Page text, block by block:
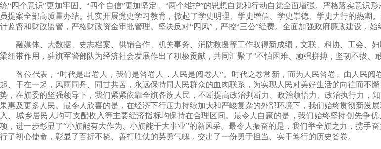
统“四个意识”更加牢固、“四个自信”更加坚定、“两个维护”的思想自觉和行动自觉全面增强。严格落实意
员提案全部高质量办结。扎实开展党史学习教育，掀起了学史明理、学史增信、学史崇德、学史力行的热潮
计监督和财政监管，严格财政资金审批管理。坚决反对“四风”，严控“三公”经费。全面加强政府廉政建设，
融媒体、大数据、史志档案、供销合作、机关事务、消防救援等工作取得新成绩，文联、科协、工会、
梁纽带作用，驻旗军警部队为经济社会发展作出了积极贡献，共同汇聚了“不怕困难、顽强拼搏，坚韧不拔、
各位代表，“时代是出卷人，我们是答卷人，人民是阅卷人”。时代之卷常新，而为人民答卷、由人民阅
起、干在一起，风雨同舟、同甘共苦，永远保持同人民群众的血肉联系，为实现人民对美好生活的向往而不
势，在旗委的坚强领导下，我们紧紧依靠全旗各族人民，不断提高政治判断力、政治领悟力、政治执行力，
果惠及更多人民。最令人欣喜的是，在经济下行压力持续加大和严峻复杂的外部环境下，我们始终贯彻新发
入、城乡居民人均可支配收入等主要经济指标均保持在合理区间。最令人自豪的是，我们始终坚持创先争
项，进一步彰显了“小旗能有大作为、小旗能干大事业”的新风采。最令人振奋的是，我们举全旗之力，携手
行了初心使命，彰显了百折不挠、善打胜仗的英勇气魄，交出了一份勇于担当、实干笃行的历史答卷。